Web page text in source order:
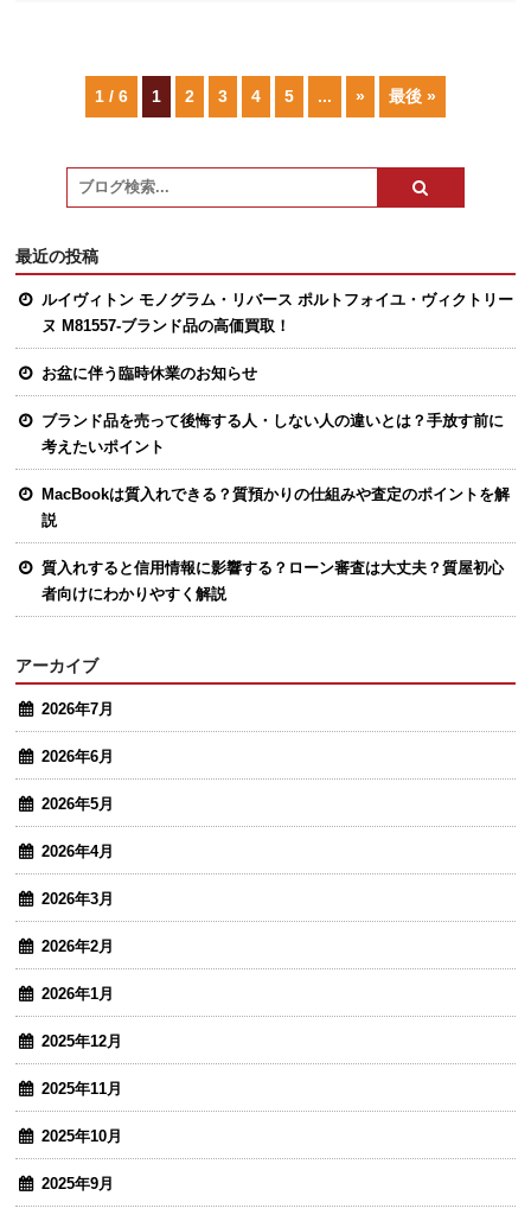
1 / 6 1 2 3 4 5 ... » 最後 »
最近の投稿
ルイヴィトン モノグラム・リバース ポルトフォイユ・ヴィクトリー
ヌ M81557-ブランド品の高価買取！
お盆に伴う臨時休業のお知らせ
ブランド品を売って後悔する人・しない人の違いとは？手放す前に
考えたいポイント
MacBookは質入れできる？質預かりの仕組みや査定のポイントを解
説
質入れすると信用情報に影響する？ローン審査は大丈夫？質屋初心
者向けにわかりやすく解説
アーカイブ
2026年7月
2026年6月
2026年5月
2026年4月
2026年3月
2026年2月
2026年1月
2025年12月
2025年11月
2025年10月
2025年9月